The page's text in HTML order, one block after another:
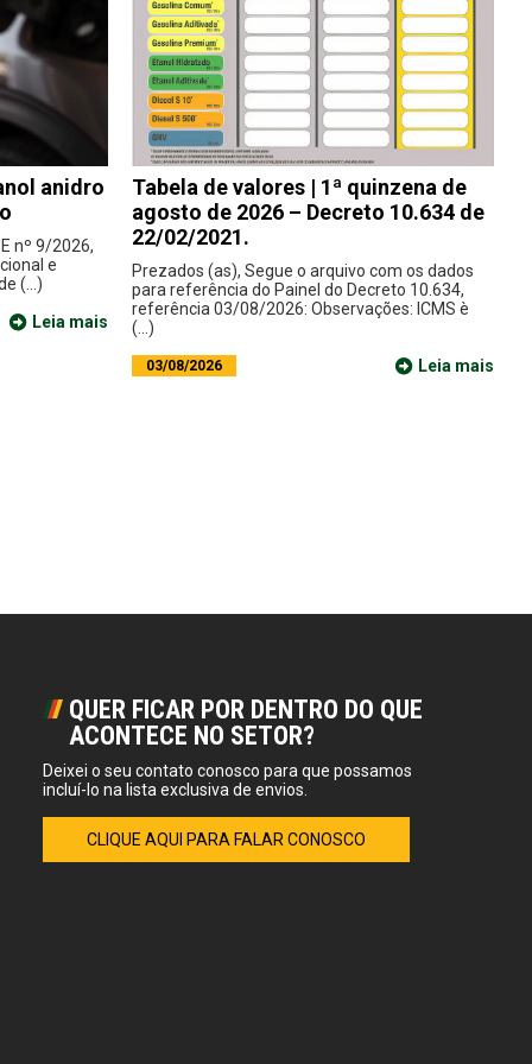
anidro
nº 9/2026,
e
(...)
Leia mais
Tabela de valores | 1ª quinzena de
agosto de 2026 – Decreto 10.634 de
22/02/2021.
Prezados (as), Segue o arquivo com os dados
para referência do Painel do Decreto 10.634,
referência 03/08/2026: Observações: ICMS è
(...)
03/08/2026 Leia mais
QUER FICAR POR DENTRO DO QUE
ACONTECE NO SETOR?
Deixei o seu contato conosco para que possamos
incluí-lo na lista exclusiva de envios.
CLIQUE AQUI PARA FALAR CONOSCO